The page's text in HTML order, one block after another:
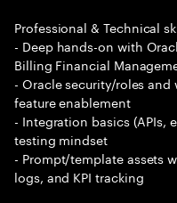
Professional & Technical
- Deep hands-on with
Billing Financial
- Oracle security/roles
feature enablement
- Integration basics (APIs,
testing mindset
- Prompt/template assets
logs, and KPI tracking